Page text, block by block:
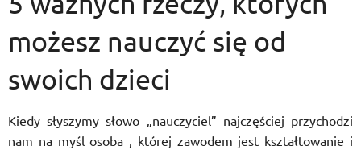
możesz nauczyć się od
swoich dzieci
Kiedy słyszymy słowo „nauczyciel” najczęściej przychodzi
nam na myśl osoba , której zawodem jest kształtowanie i